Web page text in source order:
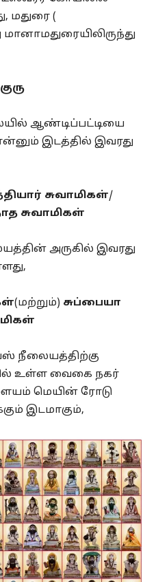
மதுரை (
ஆண்டிப்பட்டியை
இடத்தில் இவரது
சுவாமிகள்/
சுவாமிகள்
அருகில் இவரது
(மற்றும்) சுப்பையா
நீலையத்திற்கு
உள்ள வைகை நகர்
மெயின் ரோடு
இடமாகும்,